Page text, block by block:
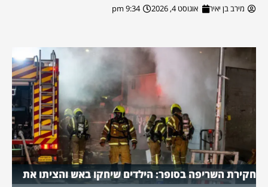
מירב בן יאיר אוגוסט 4, 2026 9:34 pm
חקירת השריפה בסופר: הילדים שיחקו באש והציתו את